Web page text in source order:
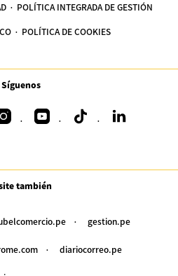
POLÍTICA INTEGRADA DE GESTIÓN
POLÍTICA DE COOKIES
Síguenos
también
gestion.pe
diariocorreo.pe